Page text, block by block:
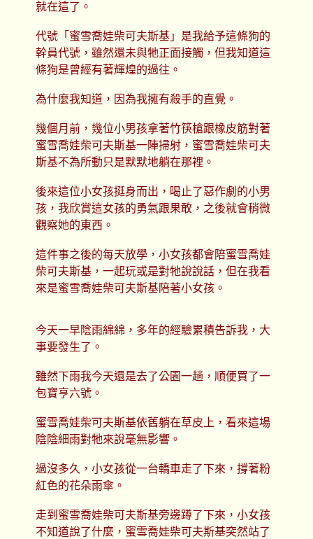
就在這了。
代號「蜜雪喬娃柴可夫斯基」是我給予這條狗的
幹員代號，雖然還未與牠正面接觸，但我知道這
條狗是曾經有著輝煌的過往。
為什麼我知道，因為我擁有殺手的直覺。
幾個月前，幾位小男孩拿著竹筷槍跟橡皮筋對著
蜜雪喬娃柴可夫斯基一陣掃射，蜜雪喬娃柴可夫
斯基不為所動只是默默地躺在那裡。
後來這位小女孩挺身而出，喝止了惡作劇的小男
孩，我欣賞這女孩的勇氣跟果敢，之後就會稍微
觀察她的東西。
這件事之後的每天放學，小女孩都會陪蜜雪喬娃
柴可夫斯基，一起玩或是對牠說說話，但在我看
來是蜜雪喬娃柴可夫斯基陪著小女孩。
今天一早陰雨綿綿，多年的經驗累積告訴我，大
事要發生了。
雖然下雨我今天還是去了公園一趟，順便買了一
包寶亨六號。
蜜雪喬娃柴可夫斯基依舊躺在草皮上，看來這場
陰陰細雨對牠來說毫無影響。
過沒多久，小女孩從一台轎車走了下來，撐著粉
紅色的花朵雨傘。
走到蜜雪喬娃柴可夫斯基旁邊蹲了下來，小女孩
不知道說了什麼，蜜雪喬娃柴可夫斯基突然站了